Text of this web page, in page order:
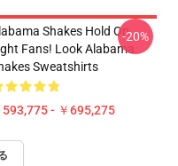
Shakes Hold On
Fans! Look Alabama
Sweatshirts
593,775 - ￥695,275
-20%